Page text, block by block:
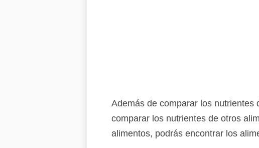
Además de comparar los
comparar los nutrientes de otros
alimentos, podrás encontrar los